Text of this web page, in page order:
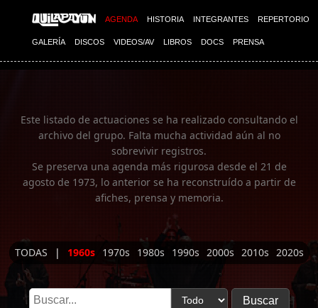
AGENDA HISTORIA INTEGRANTES REPERTORIO
GALERÍA DISCOS VIDEOS/AV LIBROS DOCS PRENSA
Imagen 01
Este listado de actuaciones se ha realizado consultando el
archivo del grupo. Falta mucha actividad aún al no
sobrevivir registros.
Se preserva una agenda más rigurosa desde el 21 de
agosto de 1973, lo anterior se ha reconstruído a partir de
afiches, prensa y memoria.
TODAS | 1960s 1970s 1980s 1990s 2000s 2010s 2020s